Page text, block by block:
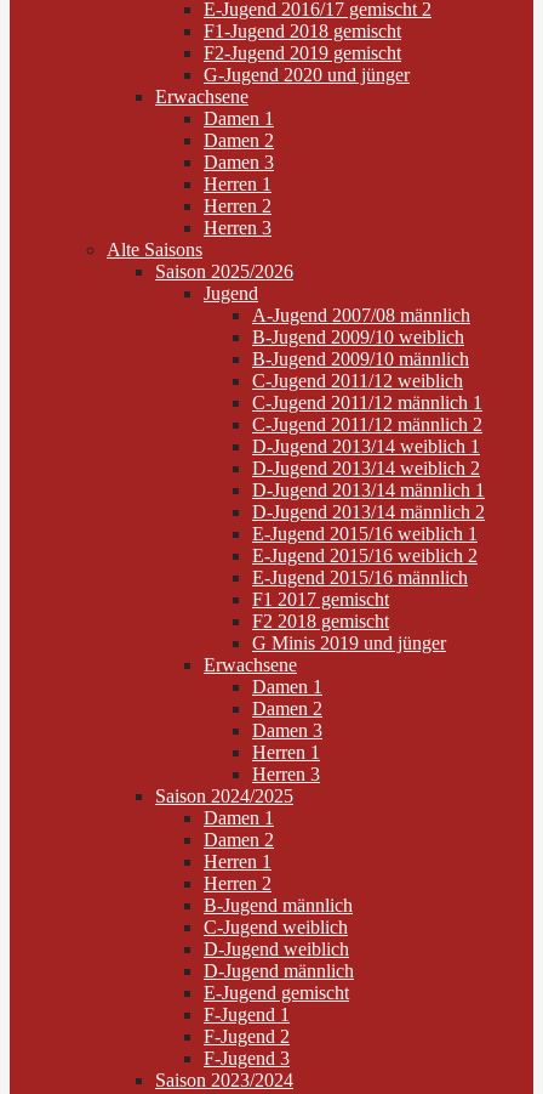
E-Jugend 2016/17 gemischt 2
F1-Jugend 2018 gemischt
F2-Jugend 2019 gemischt
G-Jugend 2020 und jünger
Erwachsene
Damen 1
Damen 2
Damen 3
Herren 1
Herren 2
Herren 3
Alte Saisons
Saison 2025/2026
Jugend
A-Jugend 2007/08 männlich
B-Jugend 2009/10 weiblich
B-Jugend 2009/10 männlich
C-Jugend 2011/12 weiblich
C-Jugend 2011/12 männlich 1
C-Jugend 2011/12 männlich 2
D-Jugend 2013/14 weiblich 1
D-Jugend 2013/14 weiblich 2
D-Jugend 2013/14 männlich 1
D-Jugend 2013/14 männlich 2
E-Jugend 2015/16 weiblich 1
E-Jugend 2015/16 weiblich 2
E-Jugend 2015/16 männlich
F1 2017 gemischt
F2 2018 gemischt
G Minis 2019 und jünger
Erwachsene
Damen 1
Damen 2
Damen 3
Herren 1
Herren 3
Saison 2024/2025
Damen 1
Damen 2
Herren 1
Herren 2
B-Jugend männlich
C-Jugend weiblich
D-Jugend weiblich
D-Jugend männlich
E-Jugend gemischt
F-Jugend 1
F-Jugend 2
F-Jugend 3
Saison 2023/2024